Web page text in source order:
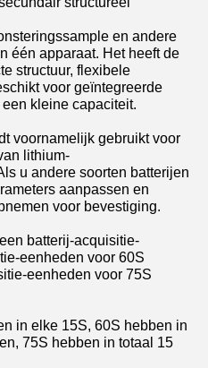
en andere
één apparaat. Het heeft de
structuur, flexibele
voor geïntegreerde
kleine capaciteit.
voornamelijk gebruikt voor
lithium-
u andere soorten batterijen
aanpassen en
voor bevestiging.
batterij-acquisitie-
eenheden voor 60S
eenheden voor 75S
in elke 15S, 60S hebben in
75S hebben in totaal 15